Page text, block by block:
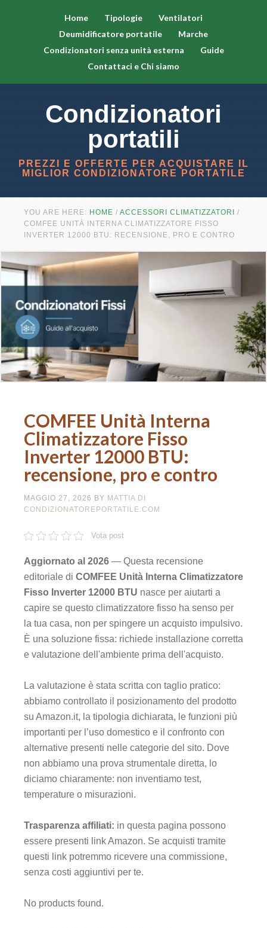
Home Tipologie
Ventilatori
Deumidificatore portatile
Marche
Condizionatori senza unità esterna
Guide
Contattaci e Chi siamo
Condizionatori
portatili
PREZZI E OFFERTE PER ACQUISTARE IL
MIGLIOR CONDIZIONATORE PORTATILE
YOU ARE HERE: HOME / ACCESSORI CLIMATIZZATORI
/
COMFEE UNITÀ INTERNA CLIMATIZZATORE FISSO
INVERTER 12000 BTU: RECENSIONE, PRO E CONTRO
COMFEE Unità Interna
Climatizzatore Fisso
Inverter 12000 BTU:
recensione, pro e contro
MAGGIO 27, 2026 BY MATTIA DI
CONDIZIONATOREPORTATILE.COM
Vota post
Aggiornato al 2026 — Questa recensione
editoriale di COMFEE Unità Interna Climatizzatore
Fisso Inverter 12000 BTU nasce per aiutarti a
capire se questo climatizzatore fisso ha senso per
la tua casa, non per spingere un acquisto impulsivo.
È una soluzione fissa: richiede installazione corretta
e valutazione dell'ambiente prima dell'acquisto.
La valutazione è stata scritta con taglio pratico:
abbiamo controllato il posizionamento del prodotto
su Amazon.it, la tipologia dichiarata, le funzioni più
importanti per l’uso domestico e il confronto con
alternative presenti nelle categorie del sito. Dove
non abbiamo una prova strumentale diretta, lo
diciamo chiaramente: non inventiamo test,
temperature o misurazioni.
Trasparenza affiliati: in questa pagina possono
essere presenti link Amazon. Se acquisti tramite
questi link potremmo ricevere una commissione,
senza costi aggiuntivi per te.
No products found.